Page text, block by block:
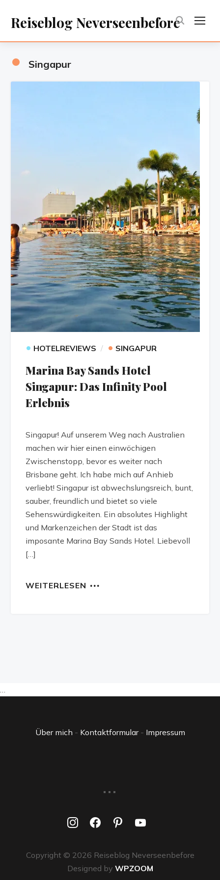
Reiseblog Neverseenbefore
• Singapur
• HOTELREVIEWS • SINGAPUR
Marina Bay Sands Hotel
Singapur: Das Infinity Pool
Erlebnis
Singapur! Auf unserem Weg nach Australien
machen wir hier einen einwöchigen
Zwischenstopp, bevor es weiter nach
Brisbane geht. Ich habe mich auf Anhieb
verliebt! Singapur ist abwechslungsreich, bunt,
sauber, freundlich und bietet so viele
Sehenswürdigkeiten. Ein absolutes Highlight
und Markenzeichen der Stadt ist das
imposante Marina Bay Sands Hotel. Liebevoll
[…]
WEITERLESEN
…
Über mich - Kontaktformular- Impressum
...
instagramfacebookpinterestyoutube
Copyright © 2026 Reiseblog Neverseenbefore
Designed by WPZOOM